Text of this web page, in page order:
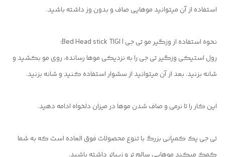
استفاده از آن میتوانید موهایی صاف و بدون وز داشته باشید.
نحوه استفاده از وزگیر مو تی جی | Bed Head stick TIGI:
رول استیکی وزگیر تی جی را به نزدیکی موها رسانده، روی مو بکشید و
شانه بزنید. بعد از آن میتوانید از سشوار استفاده کنید و شانه بزنید.
این کار را تا نرمی و صاف شدن موها در میزان دلخواه ادامه دهید.
تی جی یک کمپانی بزرگ با تنوع محصولات فوق العاده است که به شما
کمک میکند موهایی سالم تر و زیباتر داشته باشید.